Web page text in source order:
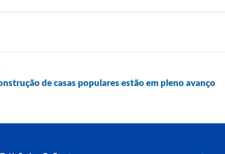
de casas populares estão em pleno avanço